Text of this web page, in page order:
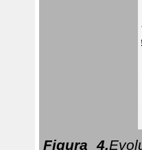
Figura 4.